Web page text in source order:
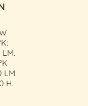
LM.
LM.
H.